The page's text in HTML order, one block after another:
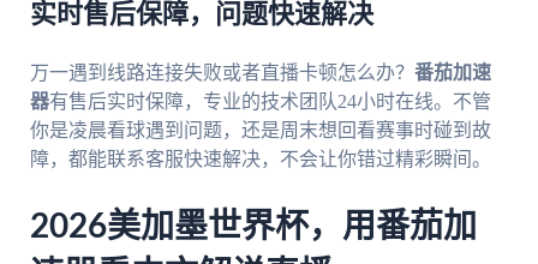
实时售后保障，问题快速解决
万一遇到线路连接失败或者直播卡顿怎么办？ 番茄加速
器有售后实时保障，专业的技术团队24小时在线。不管
你是凌晨看球遇到问题，还是周末想回看赛事时碰到故
障，都能联系客服快速解决，不会让你错过精彩瞬间。
2026美加墨世界杯，用番茄加